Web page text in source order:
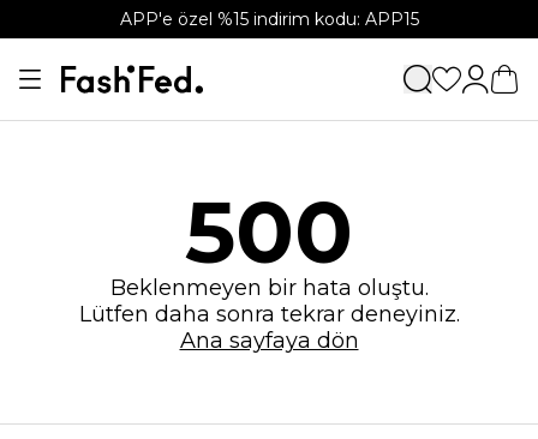
APP'e özel %15 indirim kodu: APP15
500
Beklenmeyen bir hata oluştu.
Lütfen daha sonra tekrar deneyiniz.
Ana sayfaya dön